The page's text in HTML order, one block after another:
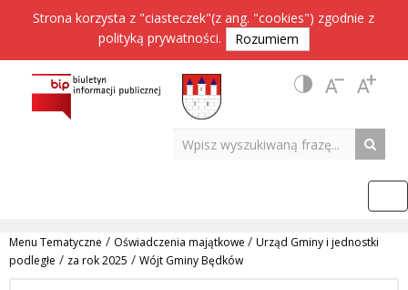
Strona korzysta z "ciasteczek"(z ang. "cookies") zgodnie z
polityką prywatności. Rozumiem
Menu Tematyczne / Oświadczenia majątkowe / Urząd Gminy i jednostki
podległe / za rok 2025 / Wójt Gminy Będków